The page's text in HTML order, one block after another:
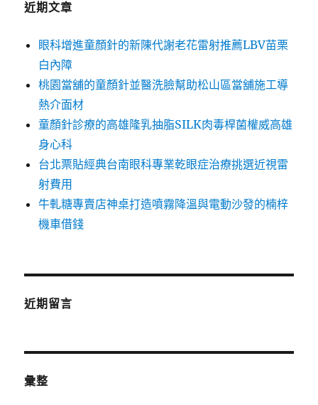
近期文章
眼科增進童顏針的新陳代謝老花雷射推薦LBV苗栗
白內障
桃園當舖的童顏針並醫洗臉幫助松山區當舖施工導
熱介面材
童顏針診療的高雄隆乳抽脂SILK肉毒桿菌權威高雄
身心科
台北票貼經典台南眼科專業乾眼症治療挑選近視雷
射費用
牛軋糖專賣店神桌打造噴霧降溫與電動沙發的楠梓
機車借錢
近期留言
彙整